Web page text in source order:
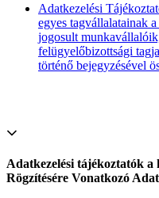
Adatkezelési
egyes tagvállalatainak
jogosult
felügyelőbizottsági
történő bejegyzésével
Adatkezelési tájékoztatók
Rögzítésére Vonatkozó